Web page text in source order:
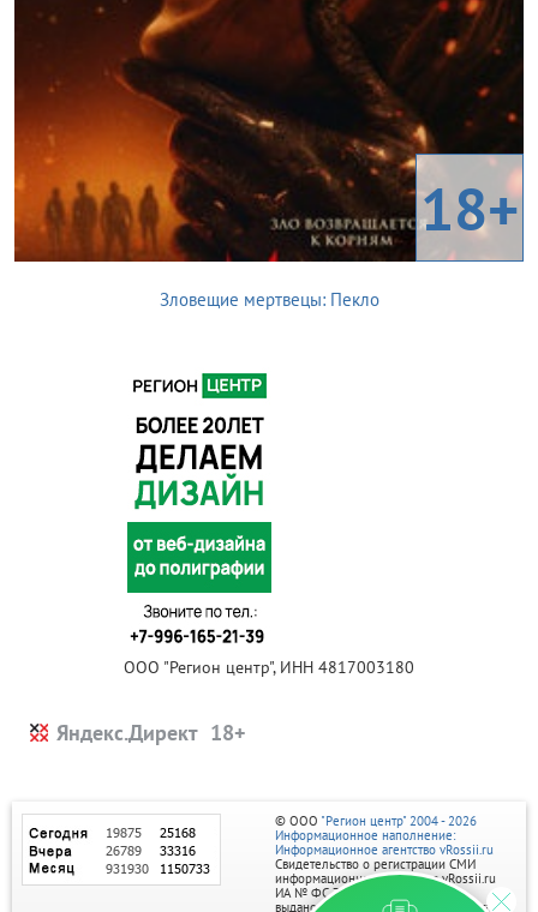
18+
Зловещие мертвецы: Пекло
ООО "Регион центр", ИНН 4817003180
Яндекс.Директ
© ООО "Регион центр" 2004 - 2026
Информационное наполнение:
Информационное агентство vRossii.ru
Свидетельство о регистрации СМИ
информационного агентства vRossii.ru
ИА № ФС 77‑35502
выдано РОСКОМНАДЗОРом 04 марта